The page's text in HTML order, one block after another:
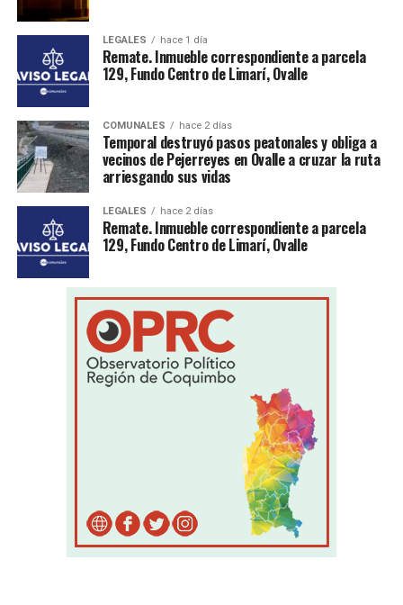
LEGALES hace 1 día
Remate. Inmueble correspondiente a parcela
129, Fundo Centro de Limarí, Ovalle
COMUNALES hace 2 días
Temporal destruyó pasos peatonales y obliga a
vecinos de Pejerreyes en Ovalle a cruzar la ruta
arriesgando sus vidas
LEGALES hace 2 días
Remate. Inmueble correspondiente a parcela
129, Fundo Centro de Limarí, Ovalle